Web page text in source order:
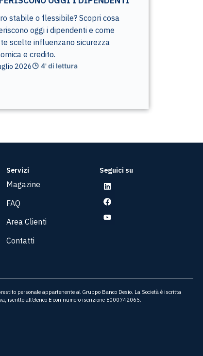
stabile o flessibile? Scopri cosa
oggi i dipendenti e come
scelte influenzano sicurezza
e credito.
2026 4' di lettura
Servizi
Magazine
FAQ
Area Clienti
Contatti
Seguici su
personale appartenente al Gruppo Banco Desio. La Società è iscritta
iscritto all’elenco E con numero iscrizione E000742065.